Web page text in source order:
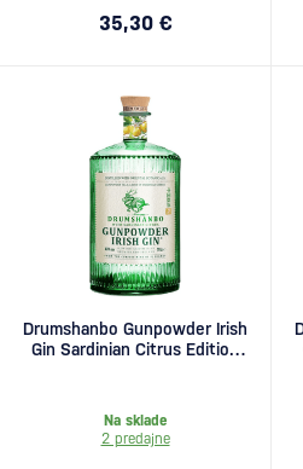
35,30 €
Drumshanbo Gunpowder Irish
Gin Sardinian Citrus Edition
Na sklade
2 predajne